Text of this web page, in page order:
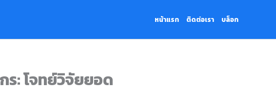
หน้าแรก ติดต่อเรา บล็อก
ร: โจทย์วิจัยยอด